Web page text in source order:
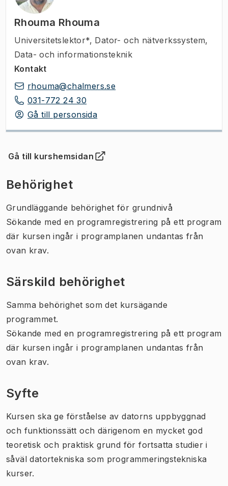
Rhouma Rhouma
Universitetslektor*, Dator- och nätverkssystem,
Data- och informationsteknik
Kontakt
rhouma@chalmers.se
031-772 24 30
Gå till personsida
Gå till kurshemsidan
(Öppnas i ny flik)
Behörighet
Grundläggande behörighet för grundnivå
Sökande med en programregistrering på ett program
där kursen ingår i programplanen undantas från
ovan krav.
Särskild behörighet
Samma behörighet som det kursägande
programmet.
Sökande med en programregistrering på ett program
där kursen ingår i programplanen undantas från
ovan krav.
Syfte
Kursen ska ge förståelse av datorns uppbyggnad
och funktionssätt och därigenom en mycket god
teoretisk och praktisk grund för fortsatta studier i
såväl datortekniska som programmeringstekniska
kurser.